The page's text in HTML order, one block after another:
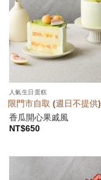
人氣生日蛋糕
限門市自取 (週日不提供)
香瓜開心果戚風
NT$650